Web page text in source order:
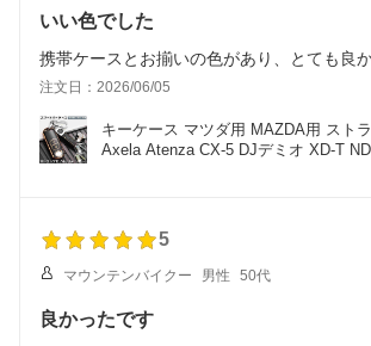
いい色でした
携帯ケースとお揃いの色があり、とても良か
注文日：2026/06/05
キーケース マツダ用 MAZDA用 スト
Axela Atenza CX-5 DJデミオ XD-T
5
マウンテンバイクー 男性 50代
良かったです